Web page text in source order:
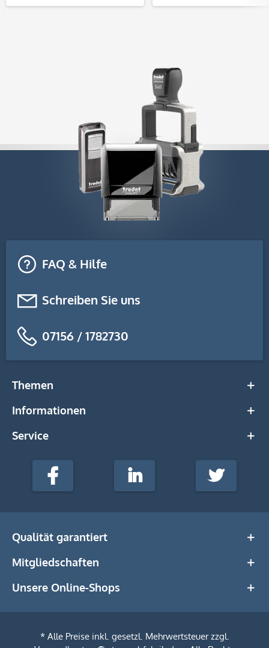
FAQ & Hilfe
Schreiben Sie uns
07156 / 1782730
Themen
Informationen
Service
stempel-
Media
Facebook LinkedIn Twitter
Qualität garantiert
Mitgliedschaften
Unsere Online-Shops
* Alle Preise inkl. gesetzl. Mehrwertsteuer zzgl.